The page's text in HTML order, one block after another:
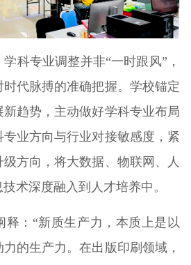
专业调整并非“一时跟风”，
代脉搏的准确把握。学校锚定
趋势，主动做好学科专业布局
业方向与行业对接敏感度，紧
方向，将大数据、物联网、人
术深度融入到人才培养中。
：“新质生产力，本质上是以
的生产力。在出版印刷领域，